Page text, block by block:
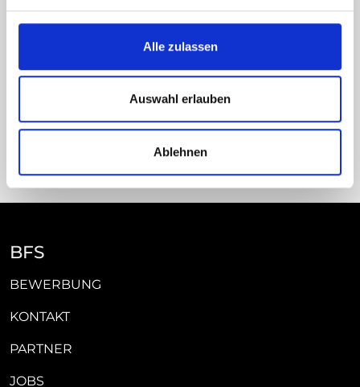
Alle zulassen
Auswahl erlauben
Ablehnen
Kontakt
Deutschland
BFS
BEWERBUNG
KONTAKT
PARTNER
JOBS